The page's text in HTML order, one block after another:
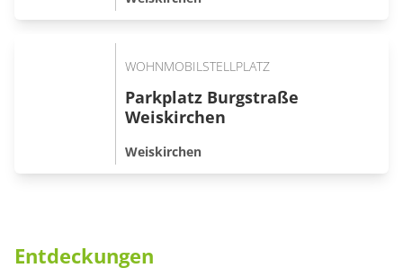
WOHNMOBILSTELLPLATZ
Parkplatz Burgstraße
Weiskirchen
Weiskirchen
Entdeckungen